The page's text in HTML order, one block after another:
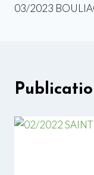
de
03/2023